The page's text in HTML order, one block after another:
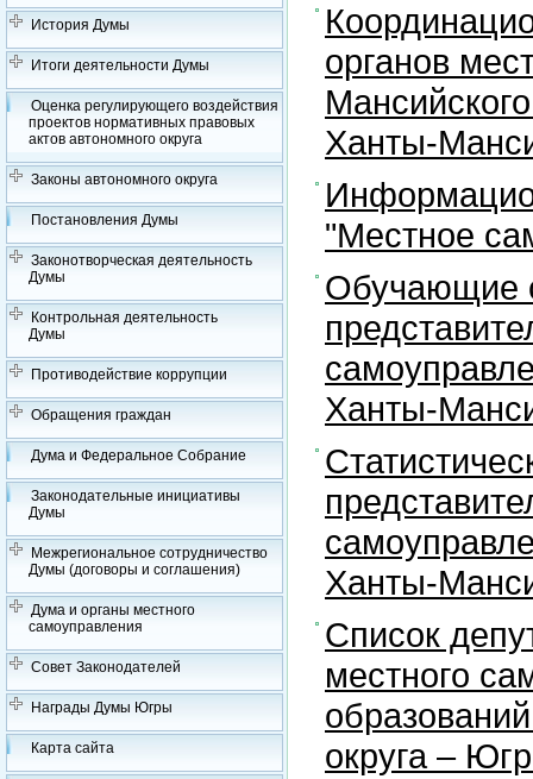
История Думы
Итоги деятельности Думы
Оценка регулирующего воздействия
проектов нормативных правовых
актов автономного округа
Законы автономного округа
Постановления Думы
Законотворческая деятельность
Думы
Контрольная деятельность
Думы
Противодействие коррупции
Обращения граждан
Дума и Федеральное Собрание
Законодательные инициативы
Думы
Межрегиональное сотрудничество
Думы (договоры и соглашения)
Дума и органы местного
самоуправления
Совет Законодателей
Награды Думы Югры
Карта сайта
органов
Ханты-
"Местное
Обучающие
Ханты-
Ханты-
Список
местного
округа –